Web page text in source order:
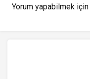
Yorum yapabilmek için